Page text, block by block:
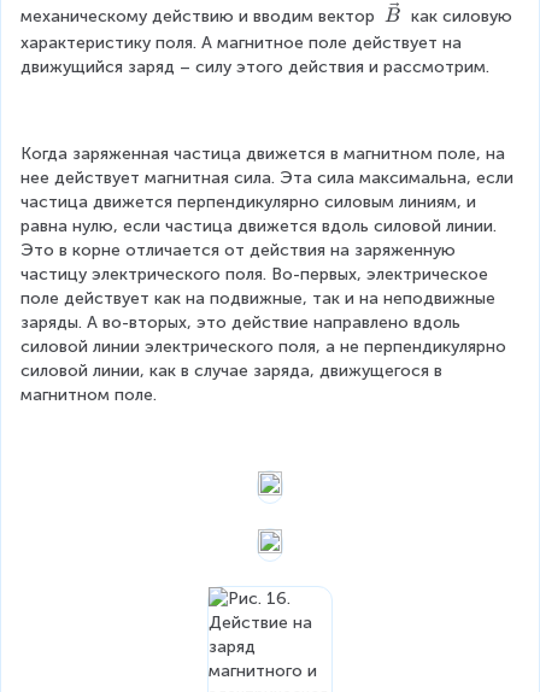
механическому действию и вводим вектор
\
v
e
}
B как силовую
характеристику поля. А магнитное поле действует на
движущийся заряд – силу этого действия и рассмотрим.
Когда заряженная частица движется в магнитном поле, на
нее действует магнитная сила. Эта сила максимальна, если
частица движется перпендикулярно силовым линиям, и
равна нулю, если частица движется вдоль силовой линии.
Это в корне отличается от действия на заряженную
частицу электрического поля. Во-первых, электрическое
поле действует как на подвижные, так и на неподвижные
заряды. А во-вторых, это действие направлено вдоль
силовой линии электрического поля, а не перпендикулярно
силовой линии, как в случае заряда, движущегося в
магнитном поле.